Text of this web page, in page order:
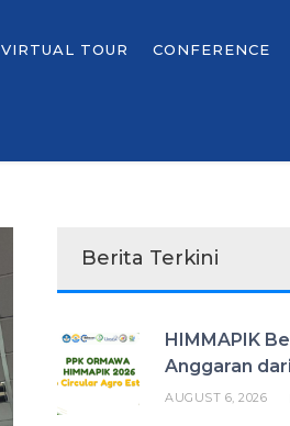
VIRTUAL TOUR CONFERENCE
Berita Terkini
HIMMAPIK
Anggaran
AUGUST 6, 2026